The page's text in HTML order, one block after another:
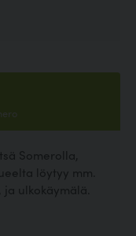
Somerolla,
löytyy mm.
ulkokäymälä.